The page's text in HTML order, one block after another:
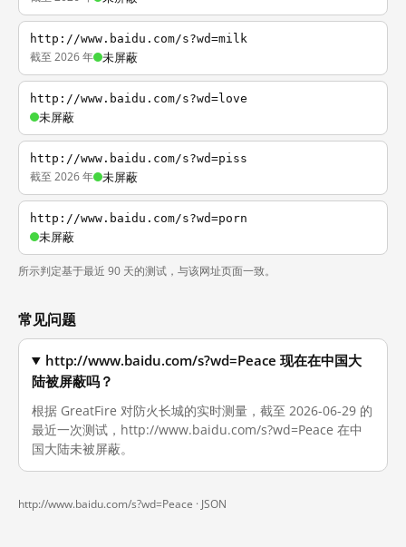
http://www.baidu.com/s?wd=milk
截至 2026 年 未屏蔽
http://www.baidu.com/s?wd=love
未屏蔽
http://www.baidu.com/s?wd=piss
截至 2026 年 未屏蔽
http://www.baidu.com/s?wd=porn
未屏蔽
所示判定基于最近 90 天的测试，与该网址页面一致。
常见问题
http://www.baidu.com/s?wd=Peace 现在在中国大
陆被屏蔽吗？
根据 GreatFire 对防火长城的实时测量，截至 2026-06-29 的
最近一次测试，http://www.baidu.com/s?wd=Peace 在中
国大陆未被屏蔽。
http://www.baidu.com/s?wd=Peace · JSON